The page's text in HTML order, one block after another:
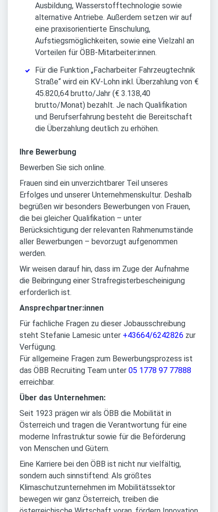
Ausbildung, Wasserstofftechnologie sowie
alternative Antriebe. Außerdem setzen wir auf
eine praxisorientierte Einschulung,
Aufstiegsmöglichkeiten, sowie eine Vielzahl an
Vorteilen für ÖBB-Mitarbeiter:innen.
Für die Funktion „Facharbeiter Fahrzeugtechnik
Straße“ wird ein KV-Lohn inkl. Überzahlung von €
45.820,64 brutto/Jahr (€ 3.138,40
brutto/Monat) bezahlt. Je nach Qualifikation
und Berufserfahrung besteht die Bereitschaft
die Überzahlung deutlich zu erhöhen.
Ihre Bewerbung
Bewerben Sie sich online.
Frauen sind ein unverzichtbarer Teil unseres
Erfolges und unserer Unternehmenskultur. Deshalb
begrüßen wir besonders Bewerbungen von Frauen,
die bei gleicher Qualifikation – unter
Berücksichtigung der relevanten Rahmenumstände
aller Bewerbungen – bevorzugt aufgenommen
werden.
Wir weisen darauf hin, dass im Zuge der Aufnahme
die Beibringung einer Strafregisterbescheinigung
erforderlich ist.
Ansprechpartner:innen
Für fachliche Fragen zu dieser Jobausschreibung
steht Stefanie Lamesic unter +43664/6242826 zur
Verfügung.
Für allgemeine Fragen zum Bewerbungsprozess ist
das ÖBB Recruiting Team unter 05 1778 97 77888
erreichbar.
Über das Unternehmen:
Seit 1923 prägen wir als ÖBB die Mobilität in
Österreich und tragen die Verantwortung für eine
moderne Infrastruktur sowie für die Beförderung
von Menschen und Gütern.
Eine Karriere bei den ÖBB ist nicht nur vielfältig,
sondern auch sinnstiftend: Als größtes
Klimaschutzunternehmen im Mobilitätssektor
bewegen wir ganz Österreich, treiben die